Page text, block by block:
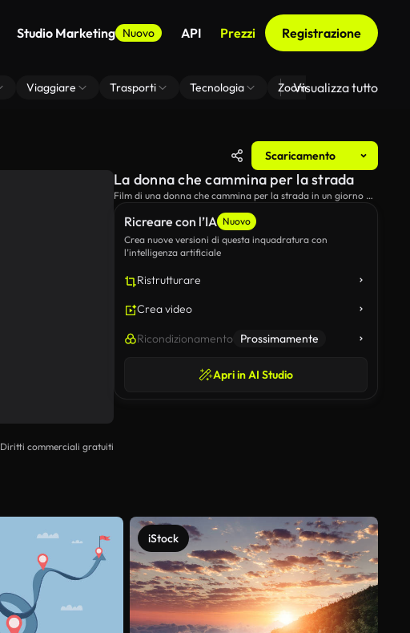
Studio Marketing Nuovo API Prezzi Registrazione
Viaggiare Trasporti Tecnologia Zoom Di Sfondo Virtuale
Visualizza tutto
Scaricamento
Diritti commerciali gratuiti
Ricreare con l’IA Nuovo
Crea nuove versioni di questa inquadratura con
l’intelligenza artificiale
Ristrutturare
Crea video
Ricondizionamento Prossimamente
Apri in AI Studio
La donna che cammina per la strada
Film di una donna che cammina per la strada in un giorno di
iStock